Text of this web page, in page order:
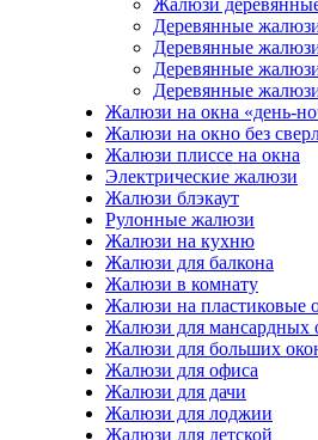
Жалюзи
Деревянные
Деревянные
Деревянные
Деревянные
Жалюзи на окна «день-
Жалюзи на окно без
Жалюзи плиссе на окна
Электрические жалюзи
Жалюзи блэкаут
Рулонные жалюзи
Жалюзи на кухню
Жалюзи для балкона
Жалюзи в комнату
Жалюзи на пластиковые
Жалюзи для мансардных
Жалюзи для больших
Жалюзи для офиса
Жалюзи для дачи
Жалюзи для лоджии
Жалюзи для детской